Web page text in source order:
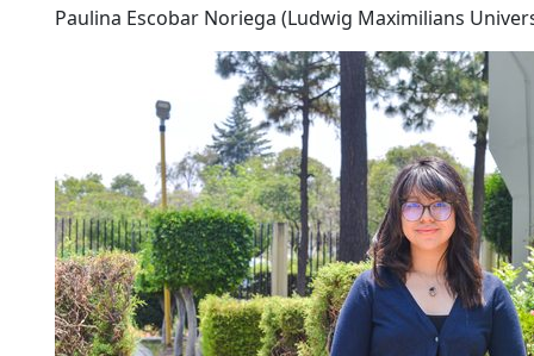
Paulina Escobar Noriega (Ludwig Maximilians